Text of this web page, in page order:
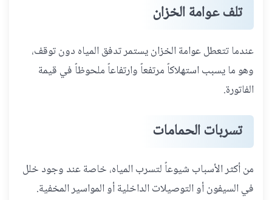
تلف عوامة الخزان
عندما تتعطل عوامة الخزان يستمر تدفق المياه دون توقف،
وهو ما يسبب استهلاكاً مرتفعاً وارتفاعاً ملحوظاً في قيمة
الفاتورة.
تسربات الحمامات
من أكثر الأسباب شيوعاً لتسرب المياه، خاصة عند وجود خلل
في السيفون أو التوصيلات الداخلية أو المواسير المخفية.